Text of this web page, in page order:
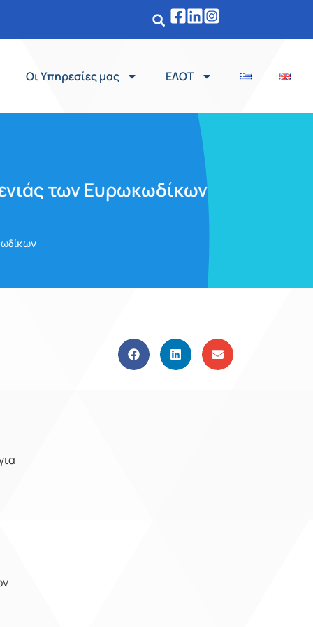
Οι Υπηρεσίες μας ΕΛΟΤ
των Ευρωκωδίκων